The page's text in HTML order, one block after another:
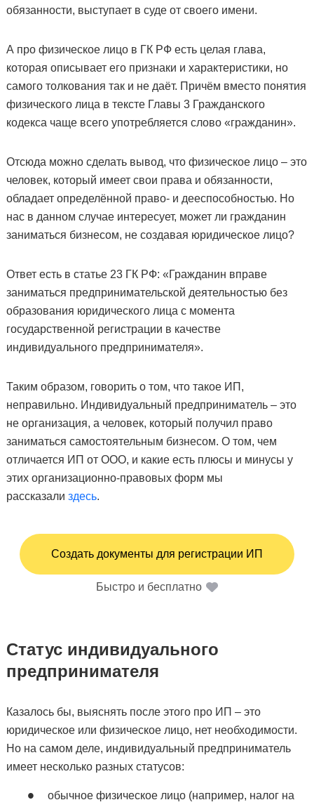
обязанности, выступает в суде от своего имени.
А про физическое лицо в ГК РФ есть целая глава,
которая описывает его признаки и характеристики, но
самого толкования так и не даёт. Причём вместо понятия
физического лица в тексте Главы 3 Гражданского
кодекса чаще всего употребляется слово «гражданин».
Отсюда можно сделать вывод, что физическое лицо – это
человек, который имеет свои права и обязанности,
обладает определённой право- и дееспособностью. Но
нас в данном случае интересует, может ли гражданин
заниматься бизнесом, не создавая юридическое лицо?
Ответ есть в статье 23 ГК РФ: «Гражданин вправе
заниматься предпринимательской деятельностью без
образования юридического лица с момента
государственной регистрации в качестве
индивидуального предпринимателя».
Таким образом, говорить о том, что такое ИП,
неправильно. Индивидуальный предприниматель – это
не организация, а человек, который получил право
заниматься самостоятельным бизнесом. О том, чем
отличается ИП от ООО, и какие есть плюсы и минусы у
этих организационно-правовых форм мы
рассказали здесь.
Создать документы для регистрации ИП
Быстро и бесплатно
Статус индивидуального
предпринимателя
Казалось бы, выяснять после этого про ИП – это
юридическое или физическое лицо, нет необходимости.
Но на самом деле, индивидуальный предприниматель
имеет несколько разных статусов:
обычное физическое лицо (например, налог на